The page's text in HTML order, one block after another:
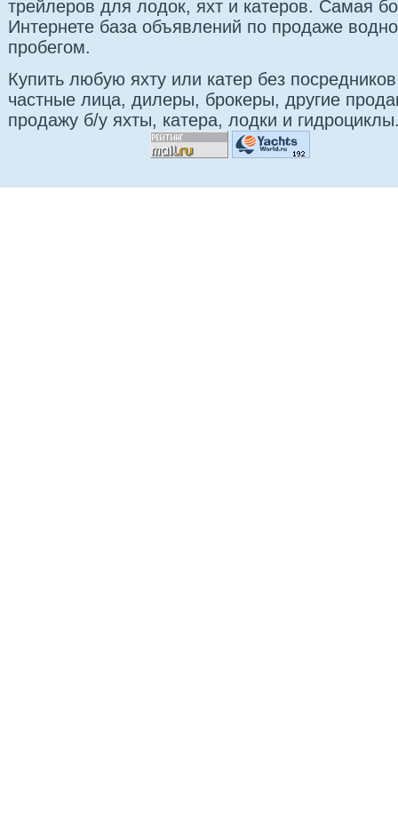
трейлеров для лодок, яхт и катеров. Самая
Интернете база объявлений по продаже
пробегом.
Купить любую яхту или катер без
частные лица, дилеры, брокеры, другие
продажу б/у яхты, катера, лодки и